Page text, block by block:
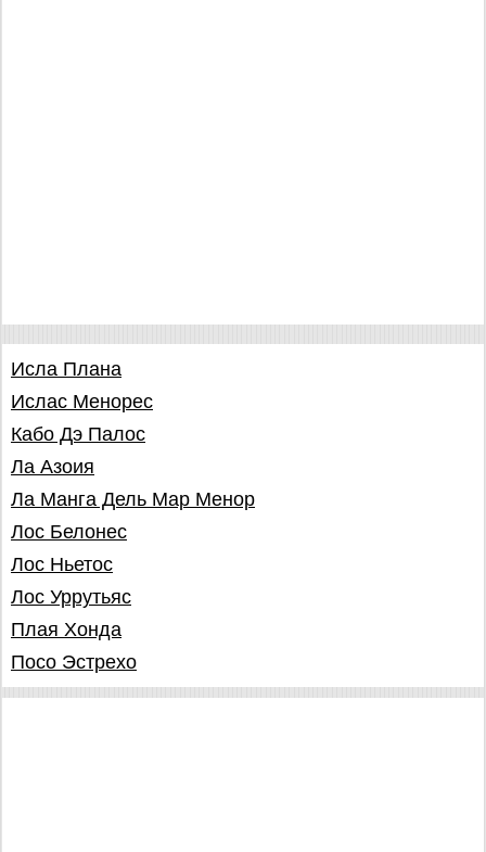
Исла Плана
Ислас Менорес
Кабо Дэ Палос
Ла Азоия
Ла Манга Дель Мар Менор
Лос Белонес
Лос Ньетос
Лос Уррутьяс
Плая Хонда
Посо Эстрехо